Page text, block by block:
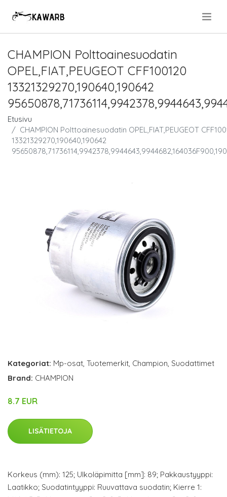
CHAMPION Polttoainesuodatin
OPEL,FIAT,PEUGEOT CFF100120
13321329270,190640,190642
Etusivu
CHAMPION Polttoainesuodatin OPEL,FIAT,PEUGEOT
13321329270,190640,190642
Kategoriat: Mp-osat, Tuotemerkit, Champion, Suodattimet
Brand: CHAMPION
8.7 EUR
LISÄTIETOJA
Korkeus (mm): 125; Ulkoläpimitta [mm]: 89; Pakkaustyyppi:
Laatikko; Suodatintyyppi: Ruuvattava suodatin; Kierre 1: